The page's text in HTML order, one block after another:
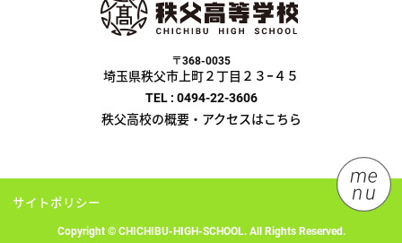
〒368-0035
埼玉県秩父市上町２丁目２３−４５
TEL : 0494-22-3606
秩父高校の概要・アクセスはこちら
サイトポリシー
Copyright © CHICHIBU-HIGH-SCHOOL. All Rights Reserved.